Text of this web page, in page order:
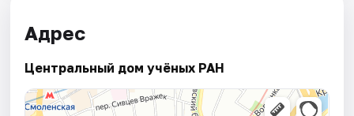
Адрес
Центральный дом учёных РАН